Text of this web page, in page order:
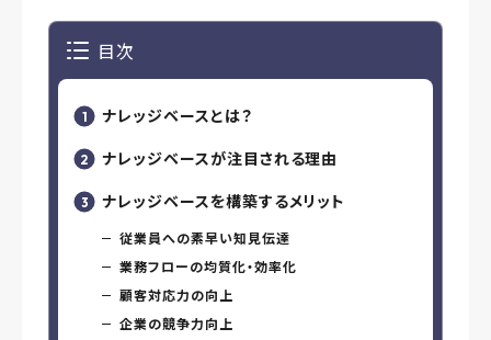
目次
ナレッジベースとは？
ナレッジベースが注目される理由
ナレッジベースを構築するメリット
従業員への素早い知見伝達
業務フローの均質化・効率化
顧客対応力の向上
企業の競争力向上